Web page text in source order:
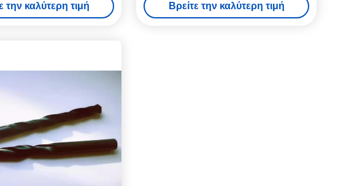
διάρκεια
την καλύτερη τιμή Βρείτε την καλύτερη τιμή